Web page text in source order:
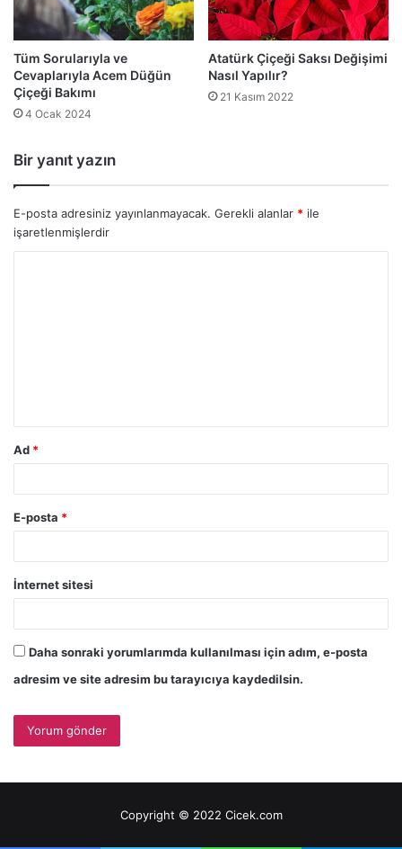
Tüm Sorularıyla ve
Cevaplarıyla Acem Düğün
Çiçeği Bakımı
4 Ocak 2024
Atatürk Çiçeği Saksı Değişimi
Nasıl Yapılır?
21 Kasım 2022
Bir yanıt yazın
E-posta adresiniz yayınlanmayacak. Gerekli alanlar * ile
işaretlenmişlerdir
Ad *
E-posta *
İnternet sitesi
Daha sonraki yorumlarımda kullanılması için adım, e-posta
adresim ve site adresim bu tarayıcıya kaydedilsin.
Copyright © 2022 Cicek.com